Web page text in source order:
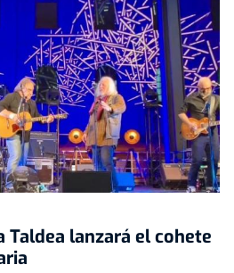
Taldea lanzará el cohete